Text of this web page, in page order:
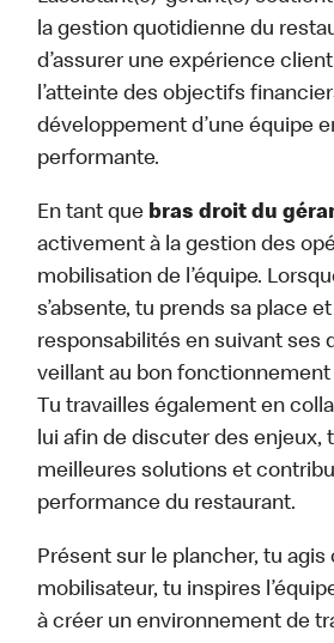
la gestion quotidienne du
d’assurer une expérience
l’atteinte des objectifs
développement d’une équipe
performante.
En tant que bras droit du
activement à la gestion des
mobilisation de l’équipe.
s’absente, tu prends sa place
responsabilités en suivant ses
veillant au bon fonctionnement
Tu travailles également en
lui afin de discuter des enjeux,
meilleures solutions et
performance du restaurant.
Présent sur le plancher, tu
mobilisateur, tu inspires
à créer un environnement de